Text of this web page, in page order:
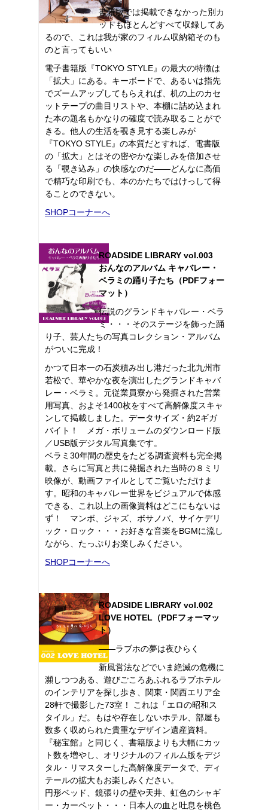
書籍版では掲載できなかった別カ
ットもほとんどすべて収録してあ
るので、これは我が家のフィルム収納箱そのも
のと言ってもいい
電子書籍版『TOKYO STYLE』の最大の特徴は
「拡大」にある。キーボードで、あるいは指先
でズームアップしてもらえれば、机の上のカセ
ットテープの曲目リストや、本棚に詰め込まれ
た本の題名もかなりの確度で読み取ることがで
きる。他人の生活を覗き見する楽しみが
『TOKYO STYLE』の本質だとすれば、電書版
の「拡大」とはその密やかな楽しみを倍加させ
る「覗き込み」の快感なのだ――どんなに高価
で精巧な印刷でも、本のかたちではけっして得
ることのできない。
SHOPコーナーへ
ROADSIDE LIBRARY vol.003
おんなのアルバム キャバレー・
ベラミの踊り子たち（PDFフォー
マット）
伝説のグランドキャバレー・ベラ
ミ・・・そのステージを飾った踊
り子、芸人たちの写真コレクション・アルバム
がついに完成！
かつて日本一の石炭積み出し港だった北九州市
若松で、華やかな夜を演出したグランドキャバ
レー・ベラミ。元従業員寮から発掘された営業
用写真、およそ1400枚をすべて高解像度スキャ
ンして掲載しました。データサイズ・約2ギガ
バイト！ メガ・ボリュームのダウンロード版
／USB版デジタル写真集です。
ベラミ30年間の歴史をたどる調査資料も完全掲
載。さらに写真と共に発掘された当時の８ミリ
映像が、動画ファイルとしてご覧いただけま
す。昭和のキャバレー世界をビジュアルで体感
できる、これ以上の画像資料はどこにもないは
ず！ マンボ、ジャズ、ボサノバ、サイケデリ
ック・ロック・・・お好きな音楽をBGMに流し
ながら、たっぷりお楽しみください。
SHOPコーナーへ
ROADSIDE LIBRARY vol.002
LOVE HOTEL（PDFフォーマッ
ト）
――ラブホの夢は夜ひらく
新風営法などでいま絶滅の危機に
瀕しつつある、遊びごころあふれるラブホテル
のインテリアを探し歩き、関東・関西エリア全
28軒で撮影した73室！ これは「エロの昭和ス
タイル」だ。もはや存在しないホテル、部屋も
数多く収められた貴重なデザイン遺産資料。
『秘宝館』と同じく、書籍版よりも大幅にカッ
ト数を増やし、オリジナルのフィルム版をデジ
タル・リマスターした高解像度データで、ディ
テールの拡大もお楽しみください。
円形ベッド、鏡張りの壁や天井、虹色のシャギ
ー・カーペット・・・日本人の血と吐息を桃色